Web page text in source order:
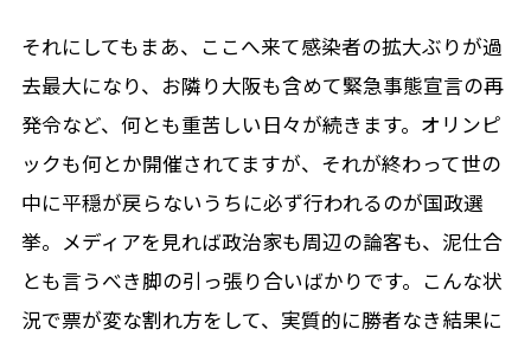
それにしてもまあ、ここへ来て感染者の拡大ぶりが過
去最大になり、お隣り大阪も含めて緊急事態宣言の再
発令など、何とも重苦しい日々が続きます。オリンピ
ックも何とか開催されてますが、それが終わって世の
中に平穏が戻らないうちに必ず行われるのが国政選
挙。メディアを見れば政治家も周辺の論客も、泥仕合
とも言うべき脚の引っ張り合いばかりです。こんな状
況で票が変な割れ方をして、実質的に勝者なき結果に